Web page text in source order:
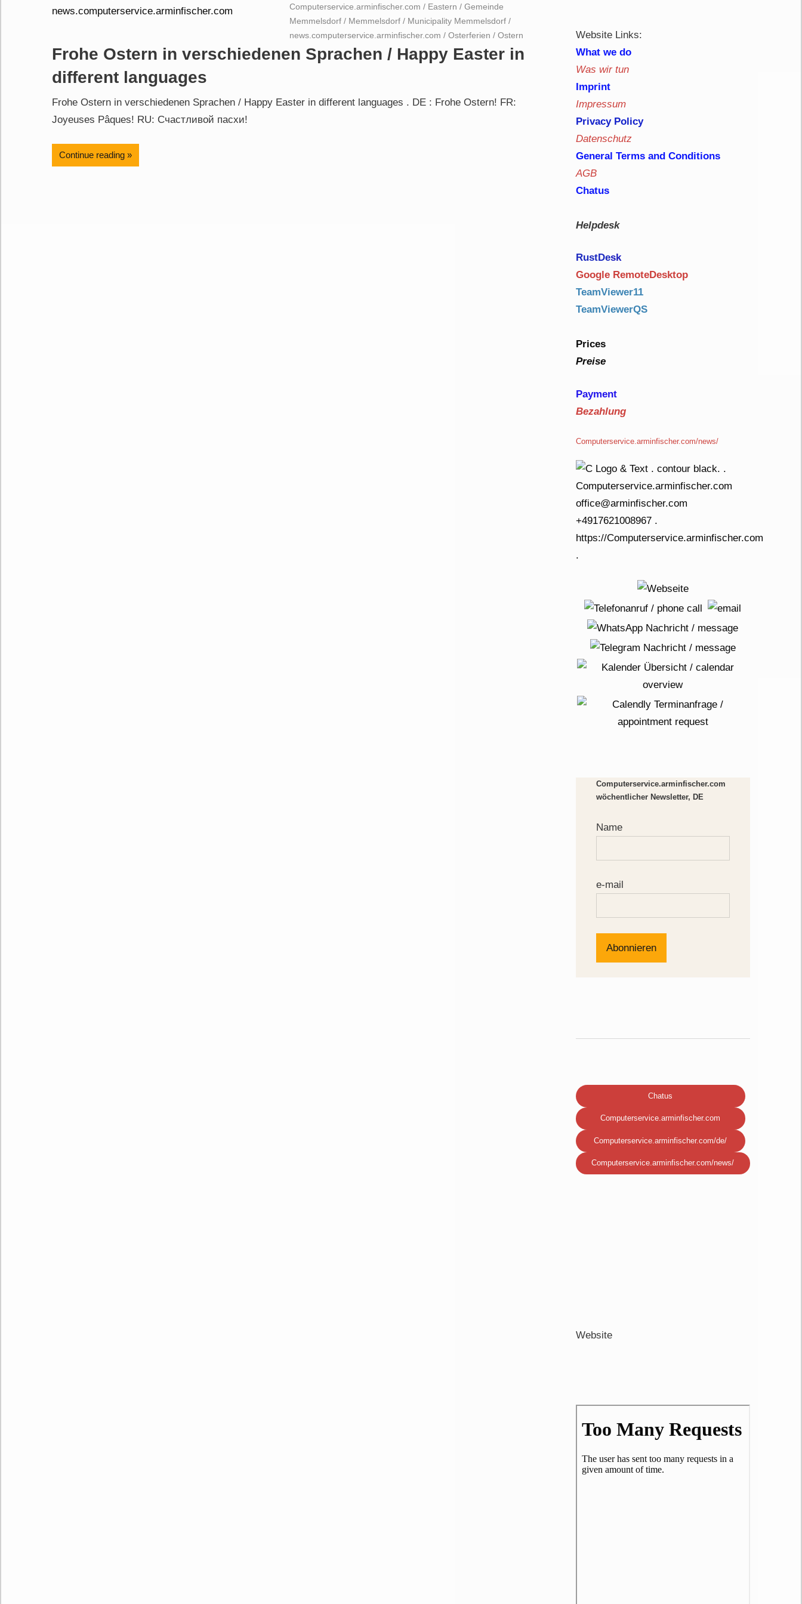
Computerservice.arminfischer.com / Eastern /Gemeinde
Memmelsdorf / Memmelsdorf / Municipality Memmelsdorf /
news.computerservice.arminfischer.com /Osterferien /Ostern
Frohe Ostern in verschiedenen Sprachen / Happy Easter in
different languages
Frohe Ostern in verschiedenen Sprachen / Happy Easter in different languages . DE : Frohe Ostern! FR:
Joyeuses Pâques! RU: Счастливой пасхи!
Continue reading
Website Links:
What we do
Was wir tun
Imprint
Impressum
Privacy Policy
Datenschutz
General Terms and Conditions
AGB
Chatus
Helpdesk
RustDesk
Google RemoteDesktop
TeamViewer11
TeamViewerQS
Prices
Preise
Payment
Bezahlung
Computerservice.arminfischer.com/news/
Computerservice.arminfischer.com
wöchentlicher Newsletter, DE
Name
e-mail
Chatus
Computerservice.arminfischer.com
Computerservice.arminfischer.com/de/
Computerservice.arminfischer.com/news/
Website